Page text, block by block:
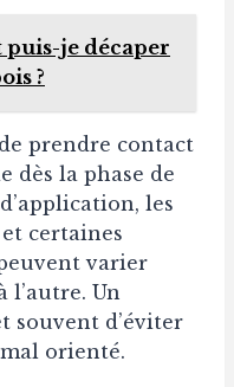
puis-je décaper
?
prendre contact
dès la phase de
les
certaines
varier
l’autre. Un
souvent d’éviter
orienté.